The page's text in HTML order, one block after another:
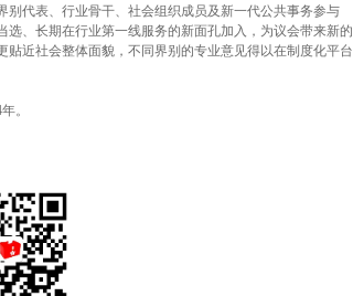
代表、行业骨干、社会组织成员及新一代公共事务参与
、长期在行业第一线服务的新面孔加入，为议会带来新的
近社会整体面貌，不同界别的专业意见得以在制度化平台
。